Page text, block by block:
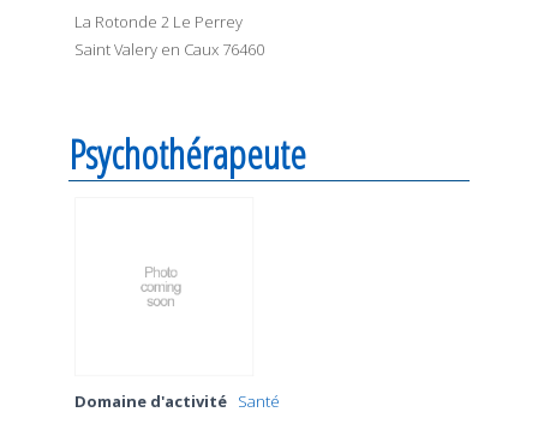
La Rotonde 2 Le Perrey
Saint Valery en Caux 76460
Psychothérapeute
Domaine d'activité Santé